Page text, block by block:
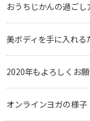
おうちじかんの過ごし
美ボディを手に入れ
2020年もよろしくお願
オンラインヨガの様子